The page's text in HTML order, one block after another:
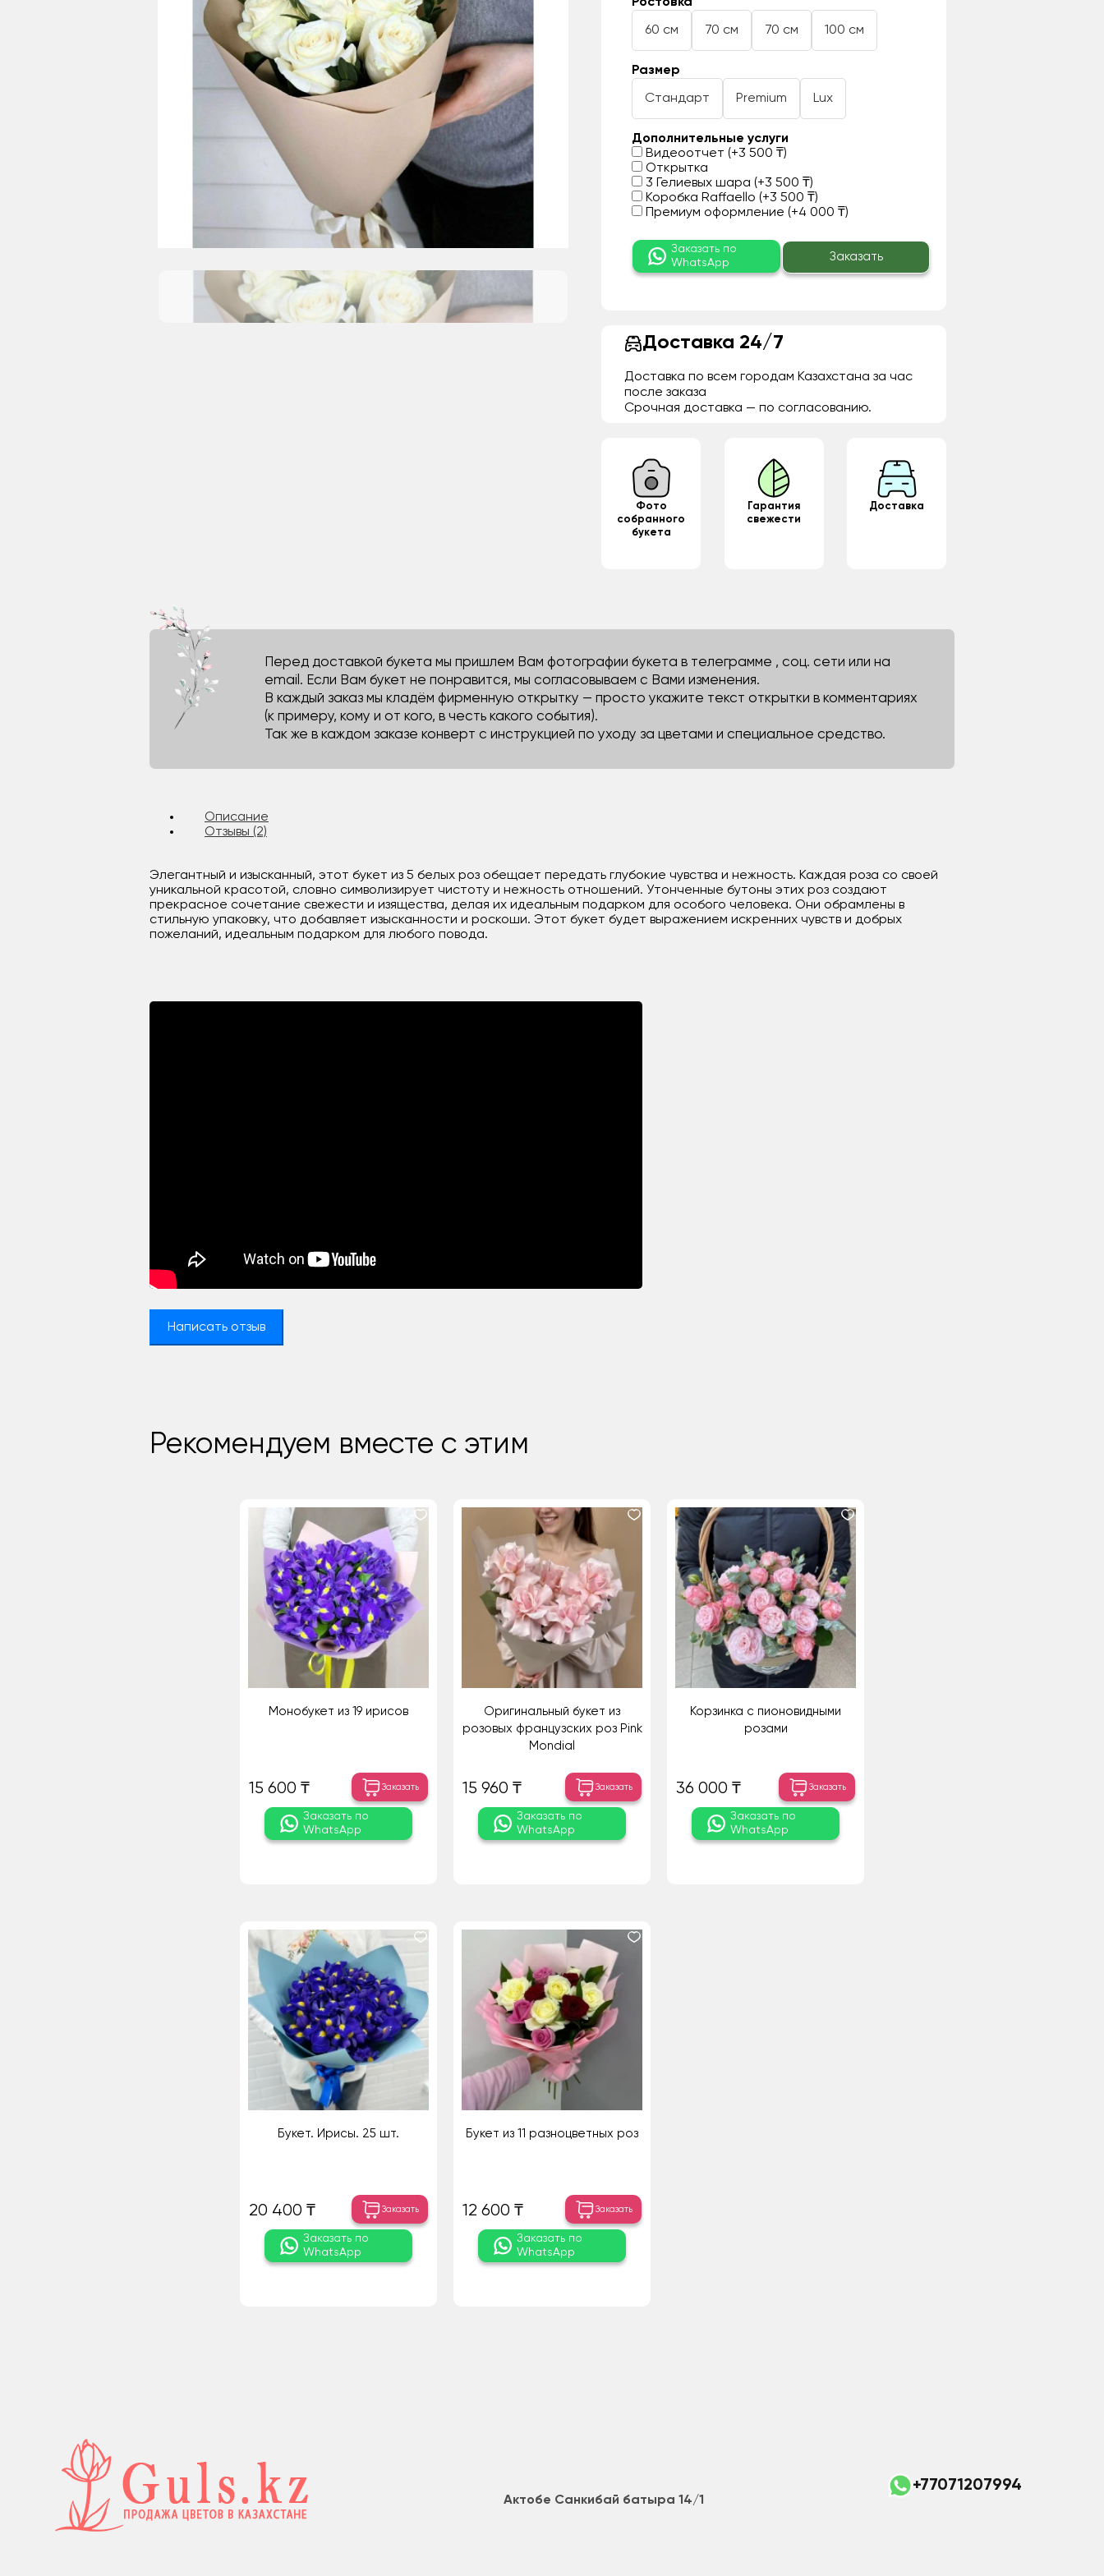
60 см 70 см 70 см 100 см
Размер
Стандарт Premium Lux
Дополнительные услуги
Видеоотчет (+3 500 ₸)
Открытка
3 Гелиевых шара (+3 500 ₸)
Коробка Raffaello (+3 500 ₸)
Премиум оформление (+4 000 ₸)
Заказать по
WhatsApp
Заказать
Доставка 24/7
Доставка по всем городам Казахстана за час
после заказа
Срочная доставка — по согласованию.
Фото
собранного
букета
Гарантия
свежести
Доставка
Перед доставкой букета мы пришлем Вам фотографии букета в телеграмме , соц. сети или на
email. Если Вам букет не понравится, мы согласовываем с Вами изменения.
В каждый заказ мы кладём фирменную открытку — просто укажите текст открытки в комментариях
(к примеру, кому и от кого, в честь какого события).
Так же в каждом заказе конверт с инструкцией по уходу за цветами и специальное средство.
Описание
Отзывы (2)
Элегантный и изысканный, этот букет из 5 белых роз обещает передать глубокие чувства и нежность. Каждая роза со своей
уникальной красотой, словно символизирует чистоту и нежность отношений. Утонченные бутоны этих роз создают
прекрасное сочетание свежести и изящества, делая их идеальным подарком для особого человека. Они обрамлены в
стильную упаковку, что добавляет изысканности и роскоши. Этот букет будет выражением искренних чувств и добрых
пожеланий, идеальным подарком для любого повода.
Написать отзыв
Рекомендуем вместе с этим
Монобукет из 19 ирисов
15 600 ₸ Заказать
Заказать по
WhatsApp
Оригинальный букет из
розовых французских роз Pink
Mondial
15 960 ₸ Заказать
Заказать по
WhatsApp
Корзинка с пионовидными
розами
36 000 ₸ Заказать
Заказать по
WhatsApp
Букет. Ирисы. 25 шт.
20 400 ₸ Заказать
Заказать по
WhatsApp
Букет из 11 разноцветных роз
12 600 ₸ Заказать
Заказать по
WhatsApp
Актобе Санкибай батыра 14/1
+77071207994